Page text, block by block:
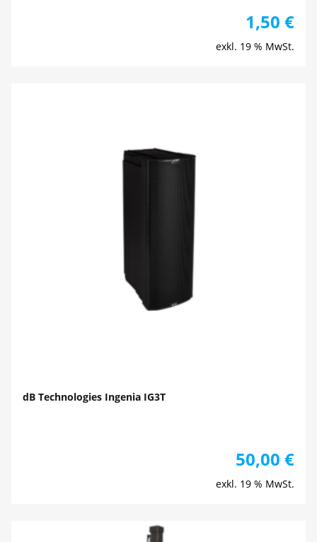
1,50 €
exkl. 19 % MwSt.
dB Technologies Ingenia IG3T
50,00 €
exkl. 19 % MwSt.